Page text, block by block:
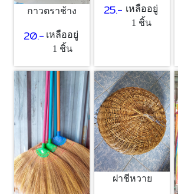
กาวตราช้าง
20.- เหลืออยู่
1 ชิ้น
25.- เหลืออยู่
1 ชิ้น
ฝาชีหวาย